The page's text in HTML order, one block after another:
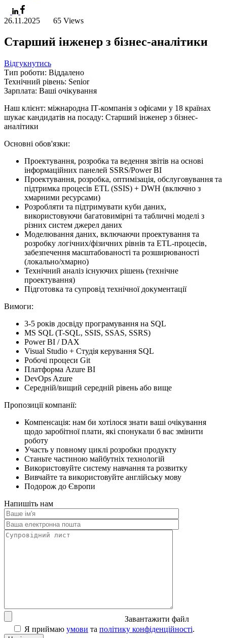
26.11.2025 65 Views
Старший інженер з бізнес-аналітики
Відгукнутись
Тип роботи: Віддалено
Технічний рівень: Senior
Зарплата: Ваші очікування
Наш клієнт: міжнародна ІТ-компанія з офісами у 18 країнах
шукає кандидатів на посаду: Старший інженер з бізнес-
аналітики
Основні обов'язки:
Проектування, розробка та ведення звітів на основі
інформаційних панелей SSRS/Power BI
Проектування, розробка, оптимізація, обслуговування та
підтримка процесів ETL (SSIS) + DWH (включно з
хмарними ресурсами)
Розробляти та підтримувати куби даних,
використовуючи багатовимірні та табличні моделі з
різних систем джерел даних
Моделювання даних, включаючи проектування та
розробку логічних/фізичних рівнів та ETL-процесів,
забезпечення масштабованості та розширюваності
(локально/хмарно)
Технічний аналіз існуючих рішень (технічне
проектування)
Підготовка та супровід технічної документації
Вимоги:
3-5 років досвіду програмування на SQL
MS SQL (T-SQL, SSIS, SSAS, SSRS)
Power BI / DAX
Visual Studio + Студія керування SQL
Робочі процеси Git
Платформа Azure BI
DevOps Azure
Середній/вищий середній рівень або вище
Пропозиції компанії:
Компенсація: нам би хотілося знати ваші очікування
щодо заробітної плати, які спонукали б вас змінити
роботу
Участь у повному циклі розробки продукту
Станьте частиною майбутніх технологій
Використовуйте систему навчання та розвитку
Вивчайте та використовуйте англійську мову
Подорож до Європи
Напишіть нам
Завантажити файл
Я приймаю умови та політику конфіденційності.